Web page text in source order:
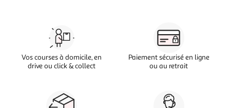
Vos courses à domicile, en
drive ou click & collect
Paiement sécurisé en ligne
ou au retrait